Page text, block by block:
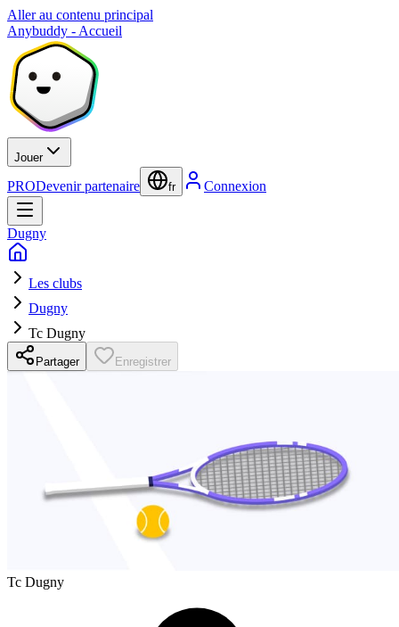
Aller au contenu principal
Anybuddy - Accueil
Jouer
PRODevenir partenaire fr Connexion
Dugny
Les clubs
Dugny
Tc Dugny
Partager Enregistrer
Tc Dugny